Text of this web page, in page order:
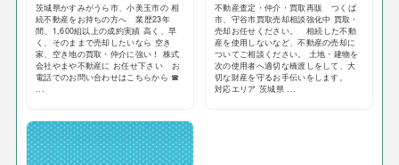
茨城県かすみがうら市、小美玉市の 相
続不動産をお持ちの方へ 業歴23年
間、1,600組以上の成約実績 高く、早
く、そのままで売却したいなら 空き
家、空き地の買取・仲介に強い！ 株式
会社やまや不動産に お任せ下さい お
電話でのお問い合わせはこちらから ☎
...
不動産査定・仲介・買取再販 つくば
市、守谷市買取売却相談強化中 買取・
売却お任せください。 相続した不動
産を使用しないなど、不動産の売却に
ついてご相談ください。 土地・建物を
次の使用者へ適切な橋渡しをして、大
切な財産を守るお手伝いをします。
対応エリア 茨城県 ...